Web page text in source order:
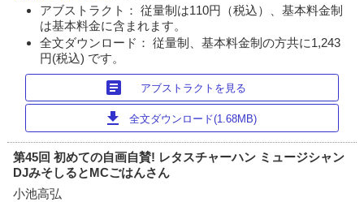
アブストラクト： 従量制は110円（税込）、基本料金制
は基本料金に含まれます。
全文ダウンロード： 従量制、基本料金制の方共に1,243
円(税込) です。
article アブストラクトを見る
download 全文ダウンロード(1.68MB)
第45回 初めての自画自賛! レタスチャーハン ミュージシャン
DJみそしるとMCごはんさん
小池高弘